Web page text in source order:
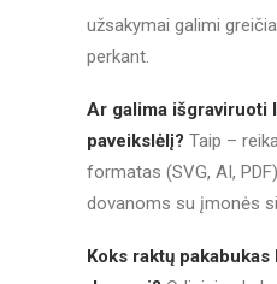
užsakymai galimi
perkant.
Ar galima išgraviruoti
paveikslėlį? Taip –
formatas (SVG, AI,
dovanoms su įmonės
Koks raktų